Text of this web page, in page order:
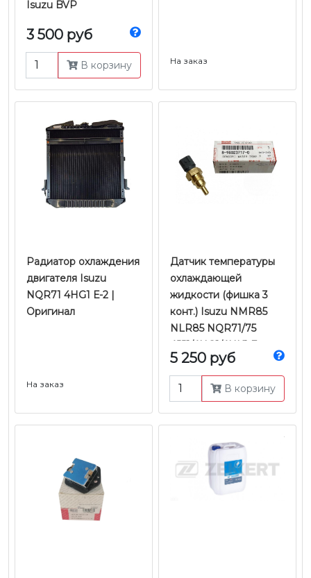
Isuzu BVP
3 500 руб
В корзину На заказ
Радиатор охлаждения
двигателя Isuzu
NQR71 4HG1 Е-2 |
Оригинал
На заказ
Датчик температуры
охлаждающей
жидкости (фишка 3
конт.) Isuzu NMR85
NLR85 NQR71/75
4JJ1/4HG1/4HK1 E-
2/3/4/5 | Оригинал
5 250 руб
В корзину